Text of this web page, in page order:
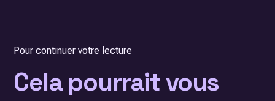
Pour continuer votre lecture
Cela pourrait vous